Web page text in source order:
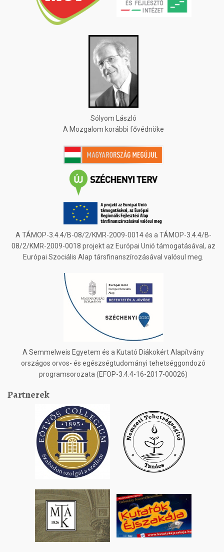
Sólyom László
A Mozgalom korábbi fővédnöke
A TÁMOP-3.4.4/B-08/2/KMR-2009-0014 és a TÁMOP-3.4.4/B-
08/2/KMR-2009-0018 projekt az Európai Unió támogatásával, az
Európai Szociális Alap társfinanszírozásával valósul meg.
A Semmelweis Egyetem és a Kutató Diákokért Alapítvány
országos orvos- és egészségtudományi tehetséggondozó
programsorozata (EFOP-3.4.4-16-2017-00026)
Partnerek